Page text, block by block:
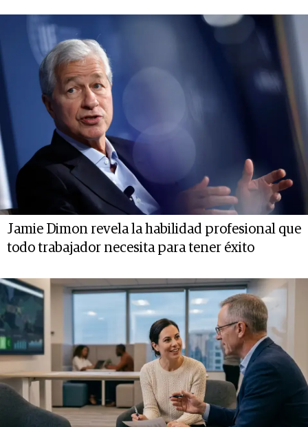
Jamie Dimon revela la habilidad profesional que
todo trabajador necesita para tener éxito